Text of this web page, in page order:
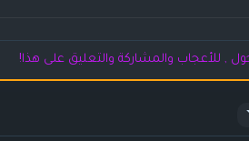
, للأعجاب والمشاركة والتعليق على هذا!